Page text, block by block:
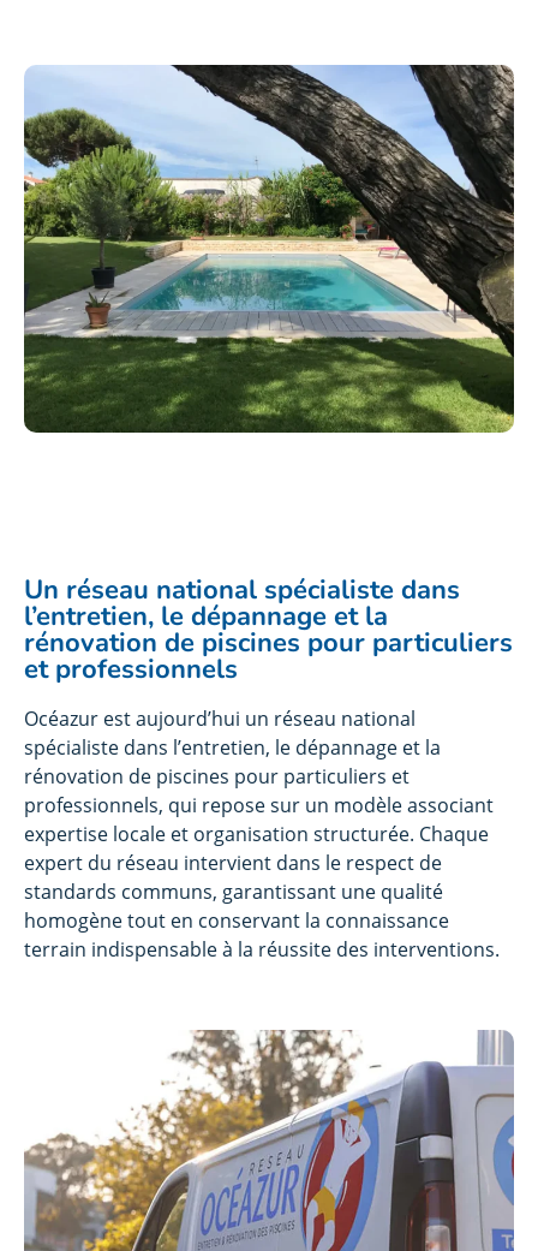
Un réseau national spécialiste dans
l’entretien, le dépannage et la
rénovation de piscines pour particuliers
et professionnels
Océazur est aujourd’hui un réseau national
spécialiste dans l’entretien, le dépannage et la
rénovation de piscines pour particuliers et
professionnels, qui repose sur un modèle associant
expertise locale et organisation structurée. Chaque
expert du réseau intervient dans le respect de
standards communs, garantissant une qualité
homogène tout en conservant la connaissance
terrain indispensable à la réussite des interventions.